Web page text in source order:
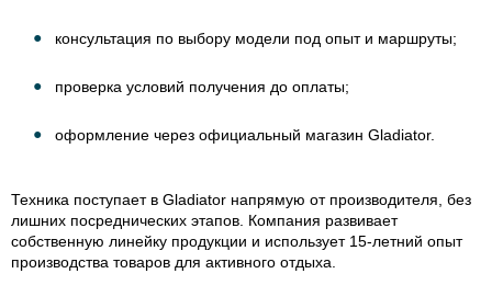
консультация по выбору модели под опыт и маршруты;
проверка условий получения до оплаты;
оформление через официальный магазин Gladiator.
Техника поступает в Gladiator напрямую от производителя, без
лишних посреднических этапов. Компания развивает
собственную линейку продукции и использует 15-летний опыт
производства товаров для активного отдыха.